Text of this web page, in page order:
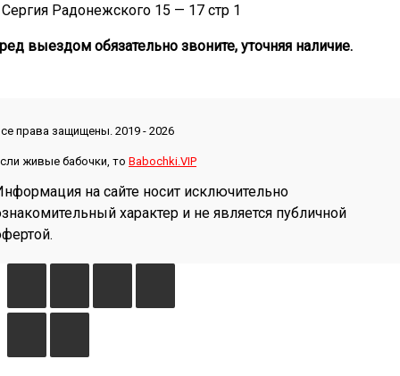
Сергия Радонежского 15 — 17 стр 1
выездом обязательно звоните, уточняя наличие.
права защищены. 2019 - 2026
живые бабочки, то Babochki.VIP
на сайте носит исключительно
характер и не является публичной